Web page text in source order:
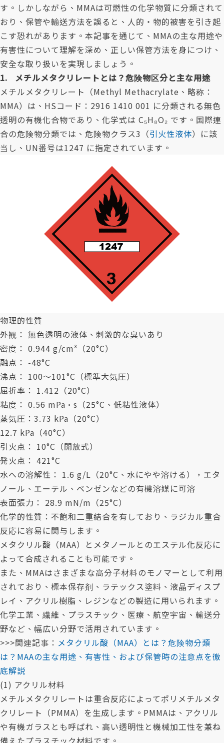
す。しかしながら、MMAは可燃性の化学物質に分類されて
おり、保管や輸送方法を誤ると、人的・物的被害を引き起
こす恐れがあります。本記事を通じて、MMAの主な用途や
有害性について理解を深め、正しい保管方法を身につけ、
安全な取り扱いを実現しましょう。
1. メチルメタクリレートとは？危険物区分と主な用途
メチルメタクリレート（Methyl Methacrylate、略称：
MMA）は、HSコード：2916 1410 001 に分類される無色
透明の有機化合物であり、化学式は C₅H₈O₂ です。国際連
合の危険物分類では、危険物クラス3（引火性液体）に該
当し、UN番号は1247 に指定されています。
物理的性質
外観： 無色透明の液体、刺激的な臭いあり
密度： 0.944 g/cm³（20°C）
融点： -48°C
沸点： 100～101°C（標準大気圧）
屈折率： 1.412（20°C）
粘度： 0.56 mPa·s（25°C、低粘性液体）
蒸気圧：3.73 kPa（20°C）
12.7 kPa（40°C）
引火点： 10°C（開放式）
発火点： 421°C
水への溶解性： 1.6 g/L（20°C、水にやや溶ける），エタ
ノール、エーテル、ベンゼンなどの有機溶媒に可溶
表面張力： 28.9 mN/m（25°C）
化学的性質：不飽和二重結合を有しており、ラジカル重合
反応に容易に関与します。
メタクリル酸（MAA）とメタノールとのエステル化反応に
よって合成されることも可能です。
また、MMAはさまざまな高分子材料のモノマーとして利用
されており、標本保存剤、ラテックス塗料、液晶ディスプ
レイ、アクリル樹脂、レジンなどの製造に用いられます。
化学工業、繊維、プラスチック、医療、航空宇宙、輸送分
野など、幅広い分野で活用されています。
>>>関連記事： メタクリル酸（MAA）とは？危険物分類
は？MAAの主な用途、有害性、および保管時の注意点を徹
底解説
(1) アクリル材料
メチルメタクリレートは重合反応によってポリメチルメタ
クリレート（PMMA）を生成します。PMMAは、アクリル
や有機ガラスとも呼ばれ、高い透明性と機械加工性を兼ね
備えたプラスチック材料です。